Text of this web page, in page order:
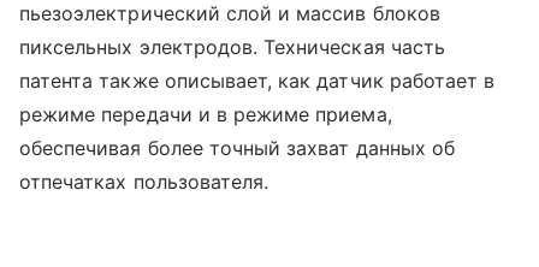
пьезоэлектрический слой и массив блоков
пиксельных электродов. Техническая часть
патента также описывает, как датчик работает в
режиме передачи и в режиме приема,
обеспечивая более точный захват данных об
отпечатках пользователя.